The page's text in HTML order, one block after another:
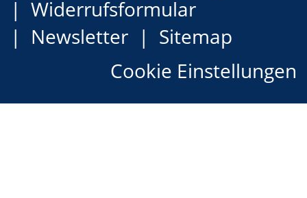
Widerrufsformular
Newsletter
Sitemap
Cookie Einstellungen